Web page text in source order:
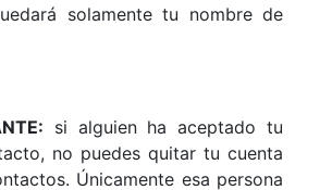
solamente tu nombre de
si alguien ha aceptado tu
no puedes quitar tu cuenta
Únicamente esa persona